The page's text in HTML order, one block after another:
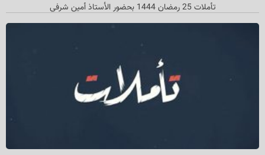
تأملات 25 رمضان 1444 بحضور الأستاذ أمین شرفي